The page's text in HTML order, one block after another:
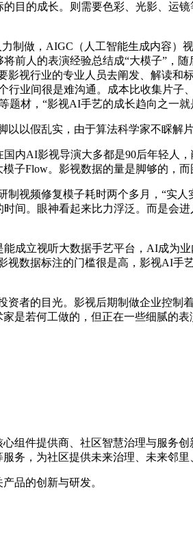
目的成长。则需要色彩、光影、运
做，AIGC（人工智能生成内容）
前人的表演经验总结成“大模子”，
视行业的专业人员去阐发、解读
业间很是难沟通。成本比收集片
材，“影视AI手艺的成长趋向之一就
假乱实，由于算法科学家不睬解
AI影视导演大多都是90后年轻人
子Flow。影视数据的量是脚够的，而
频修复模子耗时两个多月，“实
间。眼神看起来比力浮泛。而是会
立视听大数据手艺平台，AI成为
数据标注的门槛很是高，影视AI手
的目光。影视后期制做企业控制
是若何工做的，但正在一些细腻的表
组件提供商、社区智慧治理与服务
务，为社区提供未来治理、未来邻里
品的创新与研发。